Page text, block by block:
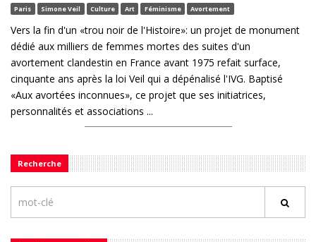
Paris Simone Veil Culture Art Féminisme Avortement
Vers la fin d'un «trou noir de l'Histoire»: un projet de monument
dédié aux milliers de femmes mortes des suites d'un
avortement clandestin en France avant 1975 refait surface,
cinquante ans après la loi Veil qui a dépénalisé l'IVG. Baptisé
«Aux avortées inconnues», ce projet que ses initiatrices,
personnalités et associations ...
Recherche